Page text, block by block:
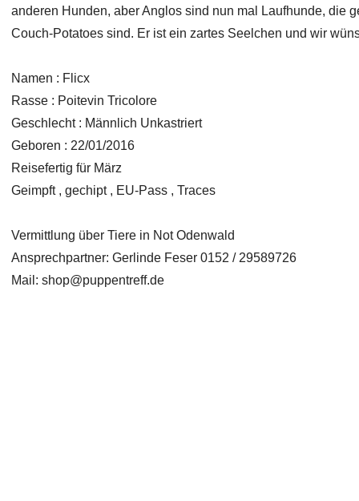
anderen Hunden, aber Anglos sind nun mal Laufhunde, die
Couch-Potatoes sind. Er ist ein zartes Seelchen und wir
Namen : Flicx
Rasse : Poitevin Tricolore
Geschlecht : Männlich Unkastriert
Geboren : 22/01/2016
Reisefertig für März
Geimpft , gechipt , EU-Pass , Traces
Vermittlung über Tiere in Not Odenwald
Ansprechpartner: Gerlinde Feser 0152 / 29589726
Mail: shop@puppentreff.de